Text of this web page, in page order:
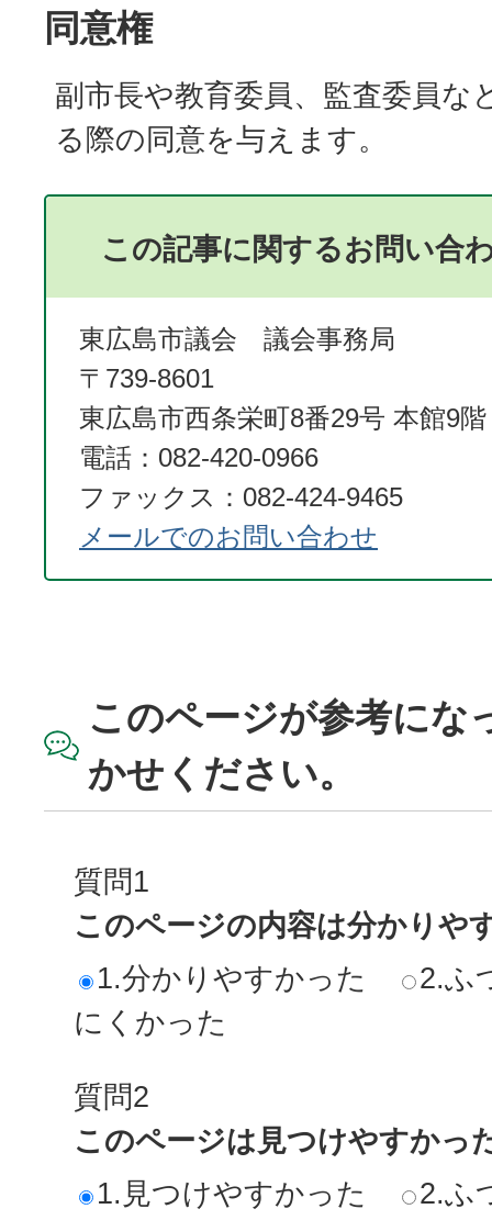
同意権
副市長や教育委員、監査委員な
る際の同意を与えます。
この記事に関するお問い合
東広島市議会 議会事務局
〒739-8601
東広島市西条栄町8番29号 本館9階
電話：082-420-0966
ファックス：082-424-9465
メールでのお問い合わせ
このページが参考にな
かせください。
質問1
このページの内容は分かりや
1.分かりやすかった
2.ふ
にくかった
質問2
このページは見つけやすかっ
1.見つけやすかった
2.ふ